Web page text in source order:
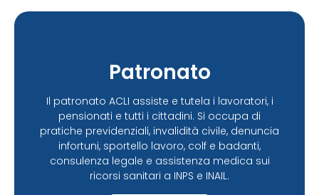
Patronato
Il patronato ACLI assiste e tutela i lavoratori, i
pensionati e tutti i cittadini. Si occupa di
pratiche previdenziali, invalidità civile, denuncia
infortuni, sportello lavoro, colf e badanti,
consulenza legale e assistenza medica sui
ricorsi sanitari a INPS e INAIL.